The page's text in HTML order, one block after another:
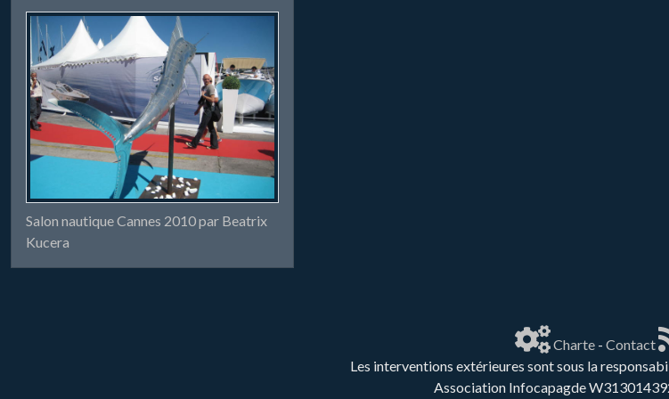
Salon nautique Cannes 2010 par Beatrix
Kucera
Charte- Contact
Les interventions extérieures sont sous la
Association Infocapagde